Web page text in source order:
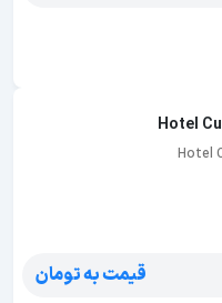
Hotel
Hotel
قیمت به تومان